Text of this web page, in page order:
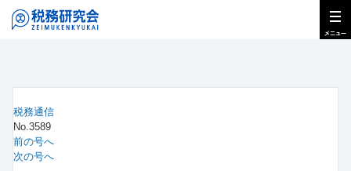
税務通信
No.3589
前の号へ
次の号へ